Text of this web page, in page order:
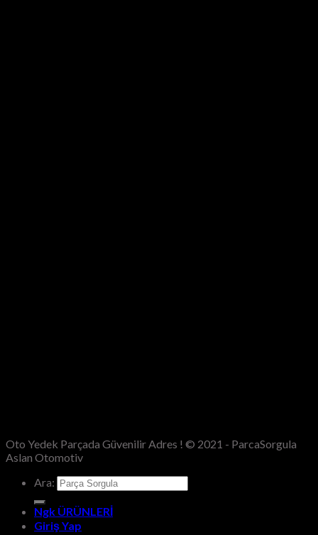
Oto Yedek Parçada Güvenilir Adres ! © 2021 - ParcaSorgula
Aslan Otomotiv
Ara:
Ngk ÜRÜNLERİ
Giriş Yap